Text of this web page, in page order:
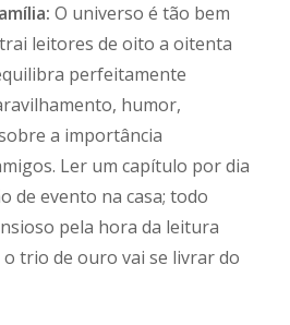
O universo é tão bem
leitores de oito a oitenta
perfeitamente
humor,
a importância
Ler um capítulo por dia
de evento na casa; todo
pela hora da leitura
trio de ouro vai se livrar do